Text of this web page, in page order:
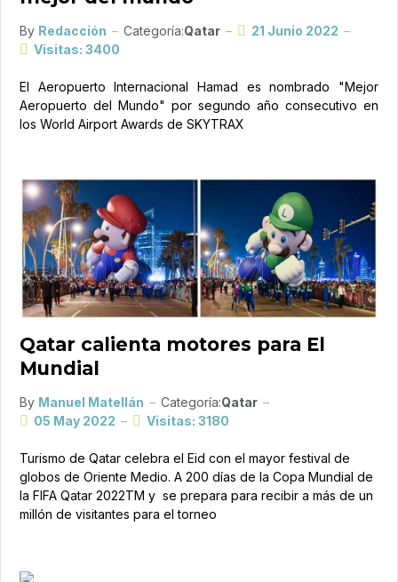
By Redacción Categoría:Qatar
21 Junio 2022
Visitas: 3400
El Aeropuerto Internacional Hamad es nombrado "Mejor
Aeropuerto del Mundo" por segundo año consecutivo en
los World Airport Awards de SKYTRAX
Qatar calienta motores para El
Mundial
By Manuel Matellán Categoría:Qatar
05 May 2022
Visitas: 3180
Turismo de Qatar celebra el Eid con el mayor festival de
globos de Oriente Medio. A 200 días de la Copa Mundial de
la FIFA Qatar 2022TM y se prepara para recibir a más de un
millón de visitantes para el torneo